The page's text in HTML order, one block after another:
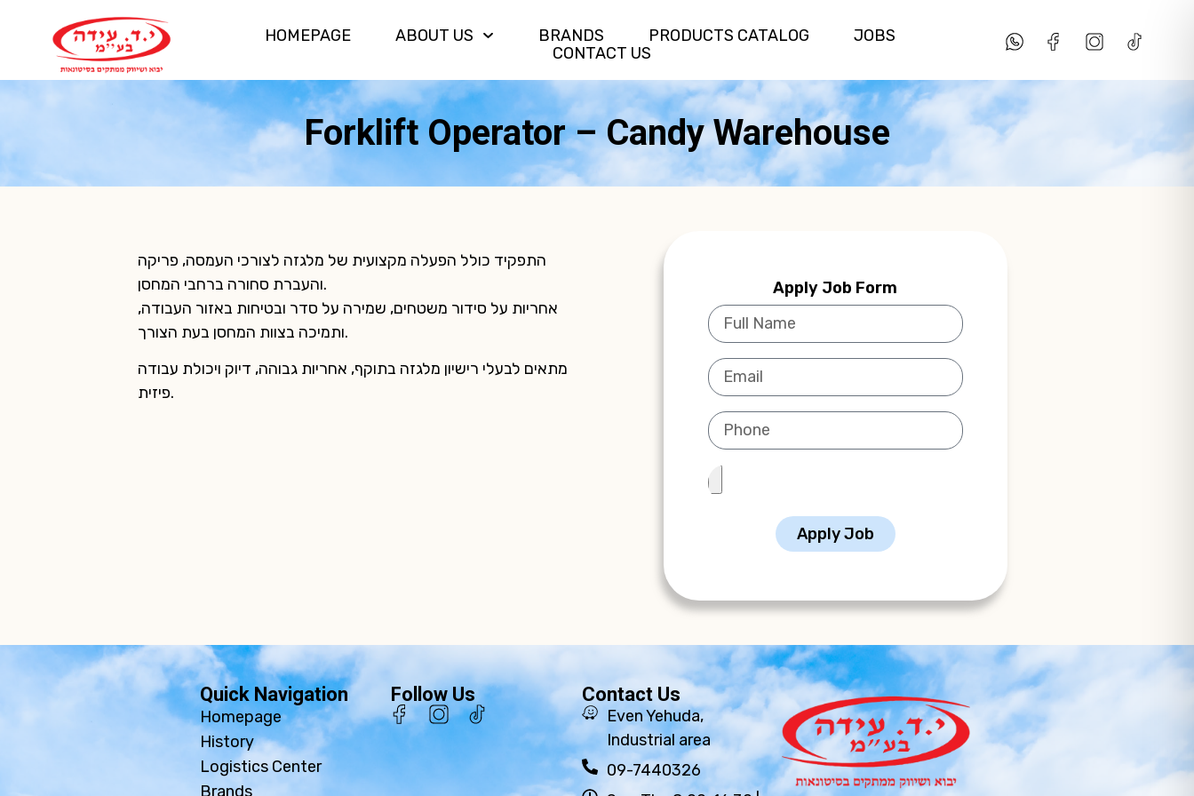
HOMEPAGE ABOUT US BRANDS PRODUCTS CATALOG
JOBS
CONTACT US
Forklift Operator – Candy Warehouse
התפקיד כולל הפעלה מקצועית של מלגזה לצורכי העמסה, פריקה
והעברת סחורה ברחבי המחסן.
אחריות על סידור משטחים, שמירה על סדר ובטיחות באזור העבודה,
ותמיכה בצוות המחסן בעת הצורך.
מתאים לבעלי רישיון מלגזה בתוקף, אחריות גבוהה, דיוק ויכולת עבודה
פיזית.
Apply Job Form
Apply Job
Quick Navigation
Homepage
History
Logistics Center
Brands
Follow Us Contact Us
Even Yehuda,
Industrial area
09-7440326